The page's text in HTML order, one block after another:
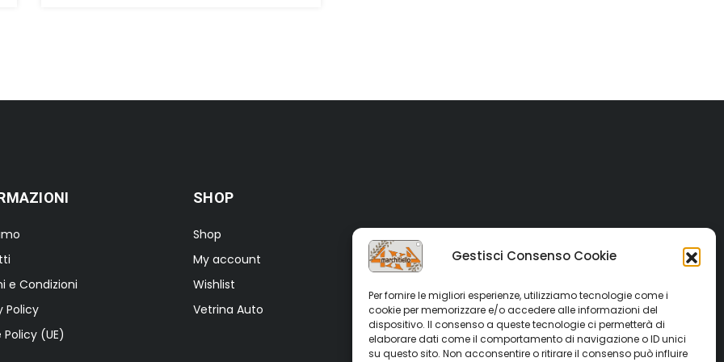
Gestisci Consenso Cookie
Per fornire le migliori esperienze, utilizziamo tecnologie come i
cookie per memorizzare e/o accedere alle informazioni del
dispositivo. Il consenso a queste tecnologie ci permetterà di
elaborare dati come il comportamento di navigazione o ID unici
su questo sito. Non acconsentire o ritirare il consenso può influire
e Condizioni
Policy
(UE)
SHOP
Shop
My account
Wishlist
Vetrina Auto